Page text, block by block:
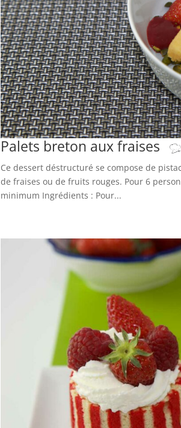
Palets breton aux fraises
Ce dessert déstructuré se compose de
de fraises ou de fruits rouges. Pour 6
minimum Ingrédients : Pour...